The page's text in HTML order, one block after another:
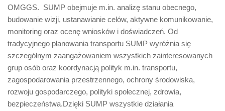
OMGGS. SUMP obejmuje m.in. analizę stanu obecnego,
budowanie wizji, ustanawianie celów, aktywne komunikowanie,
monitoring oraz ocenę wniosków i doświadczeń. Od
tradycyjnego planowania transportu SUMP wyróżnia się
szczególnym zaangażowaniem wszystkich zainteresowanych
grup osób oraz koordynacją polityk m.in. transportu,
zagospodarowania przestrzennego, ochrony środowiska,
rozwoju gospodarczego, polityki społecznej, zdrowia,
bezpieczeństwa.Dzięki SUMP wszystkie działania